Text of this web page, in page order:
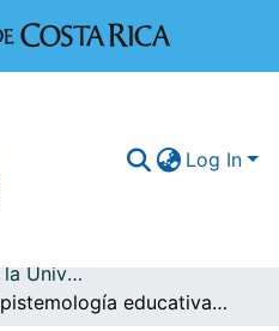
Log In
Publicaciones de la Universidad de Costa Rica
Epistemología educativa. Aproximación filosófica al problema curricular